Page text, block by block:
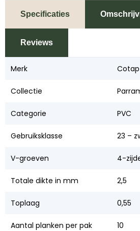
Specificaties
Reviews
Merk Cotap
Collectie
Categorie PVC
Gebruiksklasse 23 –
V-groeven 4-
Totale dikte in mm 2,5
Toplaag 0,55
Aantal planken per pak 10